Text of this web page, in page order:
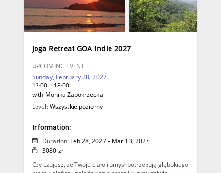
Joga Retreat GOA Indie 2027
UPCOMING EVENT
Sunday, February 28, 2027
12:00 – 18:00
with Monika Zabokrzecka
Level:Wszystkie poziomy
Information:
Duration: Feb 28, 2027 – Mar 13, 2027
3080 zł
Czy czujesz, że Twoje ciało i umysł potrzebują głębokiego